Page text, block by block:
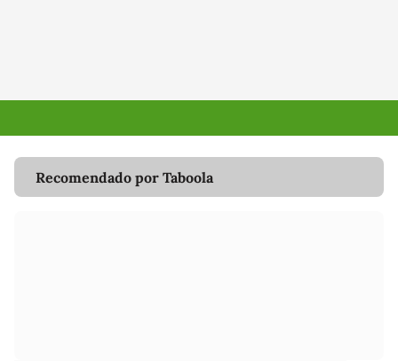
Recomendado por Taboola